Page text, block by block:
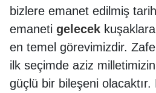
bizlere emanet edilmiş
emaneti gelecek
en temel görevimizdir.
ilk seçimde aziz
güçlü bir bileşeni